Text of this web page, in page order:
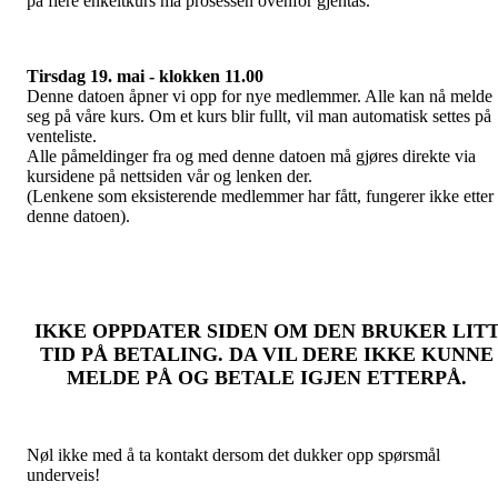
Tirsdag 19. mai - klokken 11.00
Denne datoen åpner vi opp for nye medlemmer. Alle kan nå melde
seg på våre kurs. Om et kurs blir fullt, vil man automatisk settes på
venteliste.
Alle påmeldinger fra og med denne datoen må gjøres direkte via
kursidene på nettsiden vår og lenken der.
(Lenkene som eksisterende medlemmer har fått, fungerer ikke etter
denne datoen).
IKKE OPPDATER SIDEN OM DEN BRUKER
TID PÅ BETALING. DA VIL DERE IKKE KUNNE
MELDE PÅ OG BETALE IGJEN ETTERPÅ.
Nøl ikke med å ta kontakt dersom det dukker opp spørsmål
underveis!